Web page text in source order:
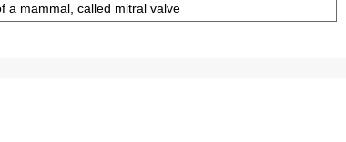
a mammal, called mitral valve